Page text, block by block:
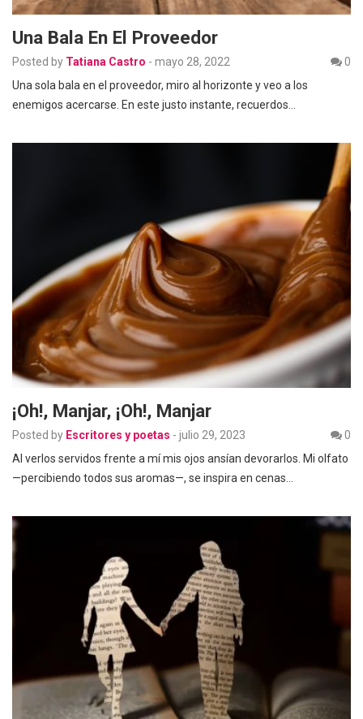
Una Bala En El Proveedor
Posted by Tatiana Castro - mayo 28, 2022
0
Una sola bala en el proveedor, miro al horizonte y veo a los
enemigos acercarse. En este justo instante, recuerdos…
¡Oh!, Manjar, ¡oh!, Manjar
Posted by Escritores y poetas - julio 29, 2023
0
Al verlos servidos frente a mí mis ojos ansían devorarlos. Mi olfato
—percibiendo todos sus aromas—, se inspira en cenas…